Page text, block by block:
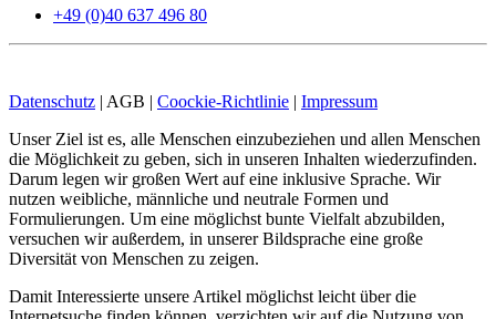
Blick aufs ProvenExpert-Profil werfen
+49 (0)40 637 496 80
Datenschutz | AGB | Coockie-Richtlinie | Impressum
Unser Ziel ist es, alle Menschen einzubeziehen und allen Menschen
die Möglichkeit zu geben, sich in unseren Inhalten wiederzufinden.
Darum legen wir großen Wert auf eine inklusive Sprache. Wir
nutzen weibliche, männliche und neutrale Formen und
Formulierungen. Um eine möglichst bunte Vielfalt abzubilden,
versuchen wir außerdem, in unserer Bildsprache eine große
Diversität von Menschen zu zeigen.
Damit Interessierte unsere Artikel möglichst leicht über die